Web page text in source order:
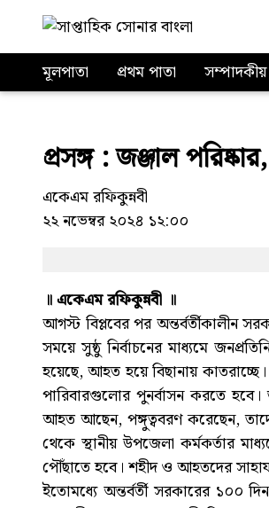
মূলপাতা প্রথম পাতা সম্পাদকীয়
প্রসঙ্গ : জঞ্জাল
একেএম রফিকুন্নবী
২২ নভেম্বর ২০২৪ ১২:০০
॥ একেএম রফিকুন্নবী ॥
আগস্ট বিপ্লবের পর অন্তর্বর্তীকালীন
সময়ে সুষ্ঠু নির্বাচনের মাধ্যমে
হয়েছে, আহত হয়ে বিছানায়
পারিবারগুলোর পুনর্বাসন করতে হবে।
আহত আছেন, পঙ্গুত্ববরণ করেছেন,
থেকে স্থানীয় উপজেলা কর্মকর্তার
পৌঁছাতে হবে। শহীদ ও আহতদের
ইতোমধ্যে অন্তর্বর্তী সরকারের ১০০